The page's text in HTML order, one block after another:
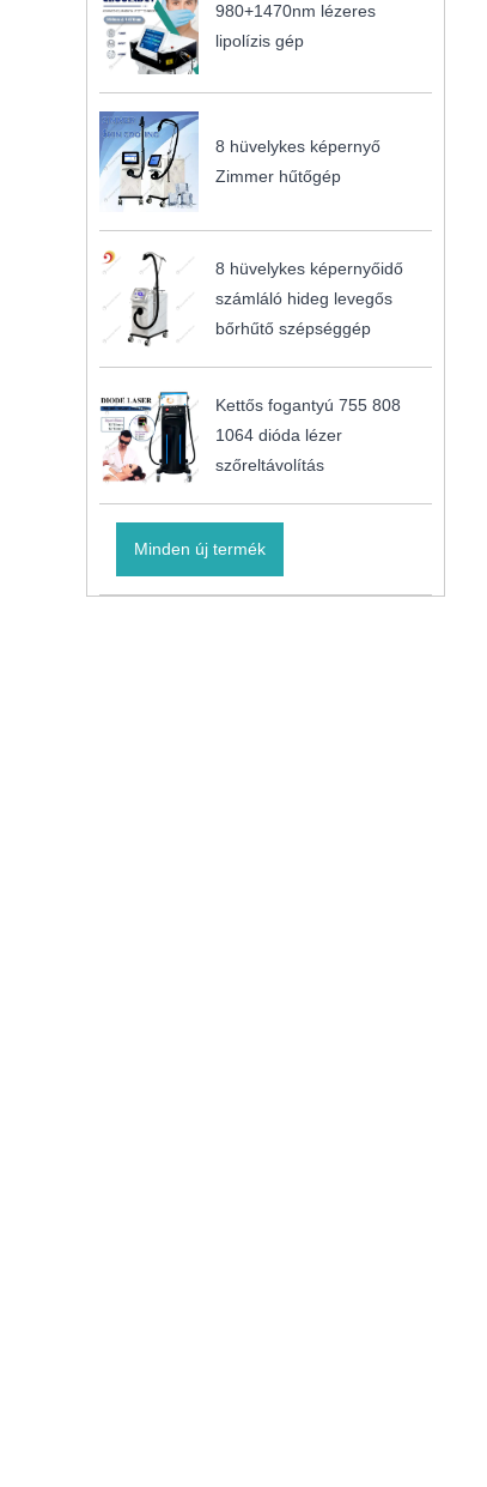
980+1470nm lézeres
lipolízis gép
8 hüvelykes képernyő
Zimmer hűtőgép
8 hüvelykes képernyőidő
számláló hideg levegős
bőrhűtő szépséggép
Kettős fogantyú 755 808
1064 dióda lézer
szőreltávolítás
Minden új termék